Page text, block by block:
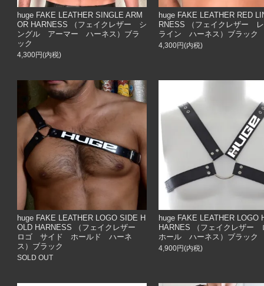
huge FAKE LEATHER SINGLE ARM
OR HARNESS （フェイクレザー シ
ングル アーマー ハーネス）ブラ
ック
4,300円(内税)
huge FAKE LEATHER RED
RNESS （フェイクレザー
ライン ハーネス）ブラック
4,300円(内税)
huge FAKE LEATHER LOGO SIDE H
OLD HARNESS （フェイクレザー
ロゴ サイド ホールド ハーネ
ス）ブラック
SOLD OUT
huge FAKE LEATHER LOGO
HARNES （フェイクレザ
ホール ハーネス）ブラック
4,900円(内税)